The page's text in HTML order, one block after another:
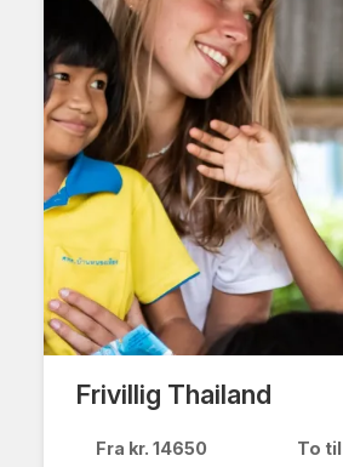
Frivillig Thailand
Fra kr. 14650 To
gjøre?